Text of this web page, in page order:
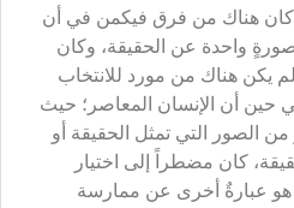
كان هناك من فرق فيكمن في أن
واحدة عن الحقيقة، وكان
يكن هناك من مورد للانتخاب
في حين أن الإنسان المعاصر؛ حيث
الصور التي تمثل الحقيقة أو
كان مضطراً إلى اختيار
هو عبارةٌ أخرى عن ممارسة